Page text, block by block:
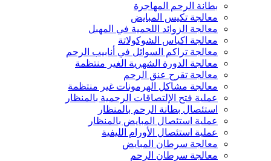
بطانة الرحم المهاجرة
معالجة تكيس المبايض
معالجة الزوائد اللحمية في المهبل
معالجة اكياس الشوكولاتة
معالجة تراكم السوائل في أنابيب الرحم
معالجة الدورة الشهرية الغير منتظمة
معالجة تقرح عنق الرحم
معالجة مشاكل الهرمونات غير منتظمة
عملية فتح الإلتصاقات الرحمية بالمنظار
استئصال بطانة الرحم بالمنظار
عملية استئصال المبايض بالمنظار
عملية استئصال الأورام الليفية
معالجة سرطان المبايض
معالجة سرطان الرحم